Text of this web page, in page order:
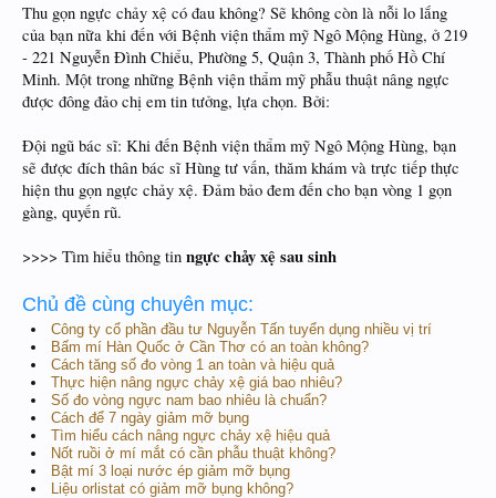
Thu gọn ngực chảy xệ có đau không? Sẽ không còn là nỗi lo lắng
của bạn nữa khi đến với Bệnh viện thẩm mỹ Ngô Mộng Hùng, ở 219
- 221 Nguyễn Đình Chiểu, Phường 5, Quận 3, Thành phố Hồ Chí
Minh. Một trong những Bệnh viện thẩm mỹ phẫu thuật nâng ngực
được đông đảo chị em tin tưởng, lựa chọn. Bởi:
Đội ngũ bác sĩ: Khi đến Bệnh viện thẩm mỹ Ngô Mộng Hùng, bạn
sẽ được đích thân bác sĩ Hùng tư vấn, thăm khám và trực tiếp thực
hiện thu gọn ngực chảy xệ. Đảm bảo đem đến cho bạn vòng 1 gọn
gàng, quyến rũ.
>>>> Tìm hiểu thông tin ngực chảy xệ sau sinh
Chủ đề cùng chuyên mục:
Công ty cổ phần đầu tư Nguyễn Tấn tuyển dụng nhiều vị trí
Bấm mí Hàn Quốc ở Cần Thơ có an toàn không?
Cách tăng số đo vòng 1 an toàn và hiệu quả
Thực hiện nâng ngực chảy xệ giá bao nhiêu?
Số đo vòng ngực nam bao nhiêu là chuẩn?
Cách để 7 ngày giảm mỡ bụng
Tìm hiểu cách nâng ngực chảy xệ hiệu quả
Nốt ruồi ở mí mắt có cần phẫu thuật không?
Bật mí 3 loại nước ép giảm mỡ bụng
Liệu orlistat có giảm mỡ bụng không?